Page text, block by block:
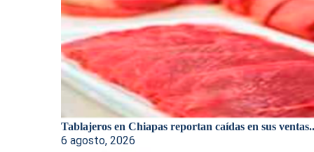
Tablajeros en Chiapas reportan caídas en sus
6 agosto, 2026